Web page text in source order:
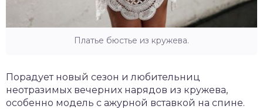
Платье бюстье из кружева.
Порадует новый сезон и любительниц
неотразимых вечерних нарядов из кружева,
особенно модель с ажурной вставкой на спине.